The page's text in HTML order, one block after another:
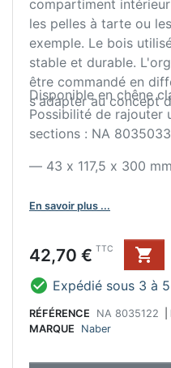
compartiment
les pelles à tarte ou
exemple. Le bois
stable et durable.
être commandé en
s'adapter au concept
Disponible en chêne
Possibilité de rajouter
sections : NA 8035033
— 43 x 117,5 x 300
En savoir plus ...
Prix
42,70 € TTC

 Expédié sous 3 à
RÉFÉRENCE NA 8035122
MARQUE
Naber